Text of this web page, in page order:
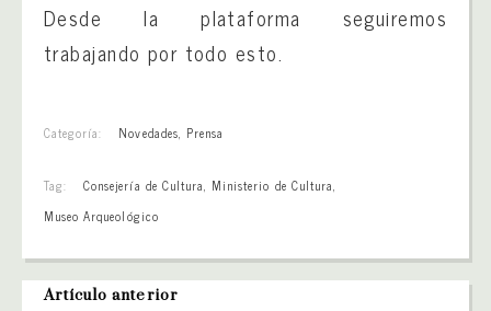
Desde la plataforma seguiremos
trabajando por todo esto.
Categoría: Novedades, Prensa
Tag: Consejería de Cultura, Ministerio de Cultura,
Museo Arqueológico
Artículo anterior